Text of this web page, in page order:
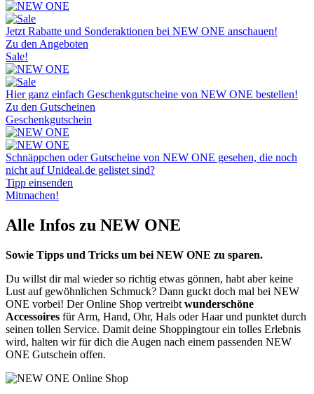
Jetzt Rabatte und Sonderaktionen bei NEW ONE anschauen!
Zu den Angeboten
Sale!
Hier ganz einfach Geschenkgutscheine von NEW ONE bestellen!
Zu den Gutscheinen
Geschenkgutschein
Schnäppchen oder Gutscheine von NEW ONE gesehen, die noch
nicht auf Unideal.de gelistet sind?
Tipp einsenden
Mitmachen!
Alle Infos zu NEW ONE
Sowie Tipps und Tricks um bei NEW ONE zu sparen.
Du willst dir mal wieder so richtig etwas gönnen, habt aber keine
Lust auf gewöhnlichen Schmuck? Dann guckt doch mal bei NEW
ONE vorbei! Der Online Shop vertreibt wunderschöne
Accessoires für Arm, Hand, Ohr, Hals oder Haar und punktet durch
seinen tollen Service. Damit deine Shoppingtour ein tolles Erlebnis
wird, halten wir für dich die Augen nach einem passenden NEW
ONE Gutschein offen.